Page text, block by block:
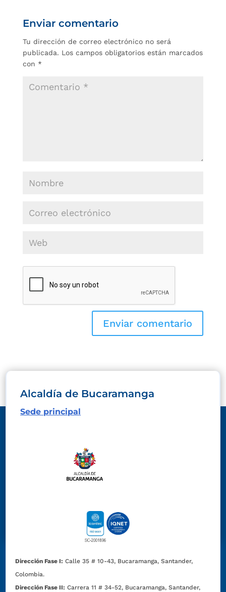
Enviar comentario
Tu dirección de correo electrónico no será
publicada. Los campos obligatorios están marcados
con *
Alcaldía de Bucaramanga
Sede principal
Dirección Fase I: Calle 35 # 10-43, Bucaramanga, Santander,
Colombia.
Dirección Fase II: Carrera 11 # 34-52, Bucaramanga, Santander,